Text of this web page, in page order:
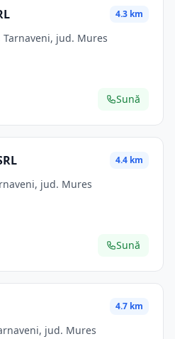
4.3 km
Tarnaveni, jud. Mures
Sună
4.4 km
jud. Mures
Sună
4.7 km
jud. Mures